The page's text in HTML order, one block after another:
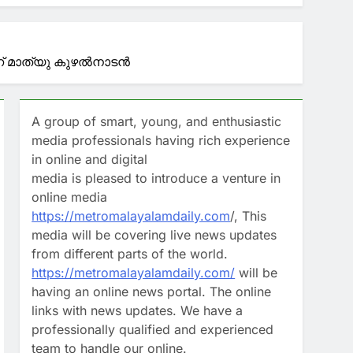
കമാൻഡർ കുഴഞ്ഞുവീണു മരിച്ചു
പദ്ധതി, പ്രമുഖ കമ്പനികൾക്ക്
കേന്ദ്രം കരുതേണ്ട’; കെ സി
മാത്യു കുഴല്‍നാടന്‍
A group of smart, young, and enthusiastic
media professionals having rich experience
in online and digital
media is pleased to introduce a venture in
online media
https://metromalayalamdaily.com/, This
media will be covering live news updates
from different parts of the world.
https://metromalayalamdaily.com/ will be
having an online news portal. The online
links with news updates. We have a
professionally qualified and experienced
team to handle our online.